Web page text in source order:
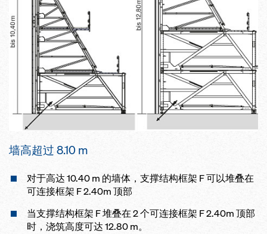
墙高超过 8.10 m
对于高达 10.40 m 的墙体，支撑结构框架 F 可以堆叠在
可连接框架 F 2.40m 顶部
当支撑结构框架 F 堆叠在 2 个可连接框架 F 2.40m 顶部
时，浇筑高度可达 12.80 m。